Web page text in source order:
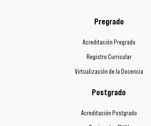
Pregrado
Acreditación Pregrado
Registro Curricular
Virtualización de la Docencia
Postgrado
Acreditación Postgrado